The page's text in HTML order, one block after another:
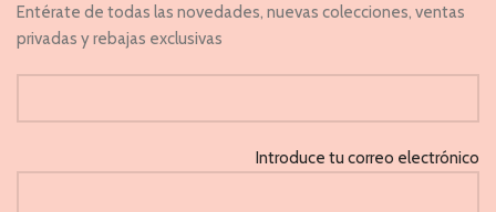
Entérate de todas las novedades, nuevas colecciones, ventas
privadas y rebajas exclusivas
Introduce tu correo electrónico